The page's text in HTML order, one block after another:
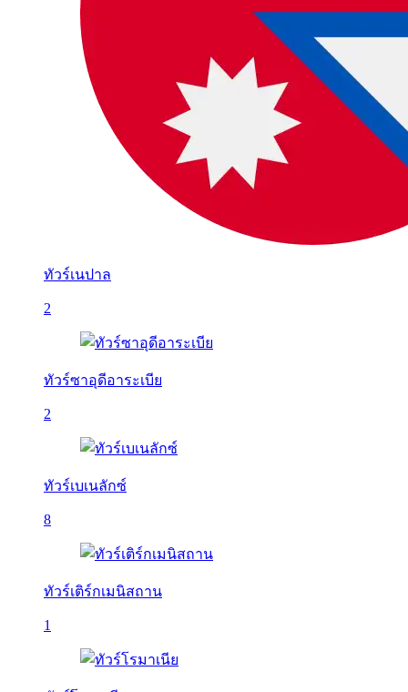
ทัวร์เนปาล
2
ทัวร์ซาอุดีอาระเบีย
2
ทัวร์เบเนลักซ์
8
ทัวร์เติร์กเมนิสถาน
1